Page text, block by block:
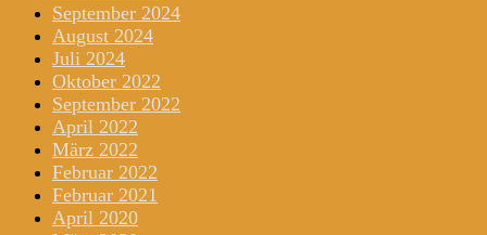
September 2024
August 2024
Juli 2024
Oktober 2022
September 2022
April 2022
März 2022
Februar 2022
Februar 2021
April 2020